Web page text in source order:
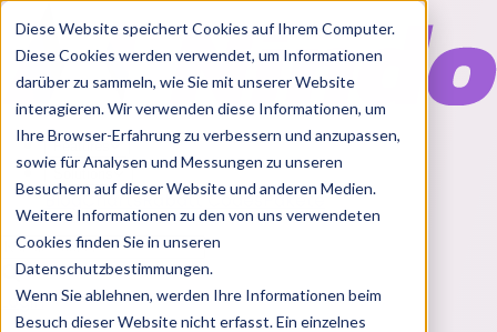
Diese Website speichert Cookies auf Ihrem Computer.
Diese Cookies werden verwendet, um Informationen
darüber zu sammeln, wie Sie mit unserer Website
interagieren. Wir verwenden diese Informationen, um
Ihre Browser-Erfahrung zu verbessern und anzupassen,
sowie für Analysen und Messungen zu unseren
Besuchern auf dieser Website und anderen Medien.
Weitere Informationen zu den von uns verwendeten
Cookies finden Sie in unseren
Datenschutzbestimmungen.
Wenn Sie ablehnen, werden Ihre Informationen beim
Besuch dieser Website nicht erfasst. Ein einzelnes
Features
Solutions
BlogChartsRabatt CodesPakete
Login